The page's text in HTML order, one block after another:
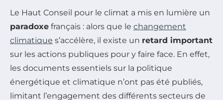
Le Haut Conseil pour le climat a mis en lumière un
paradoxe français : alors que le changement
climatique s’accélère, il existe un retard important
sur les actions publiques pour y faire face. En effet,
les documents essentiels sur la politique
énergétique et climatique n’ont pas été publiés,
limitant l’engagement des différents secteurs de